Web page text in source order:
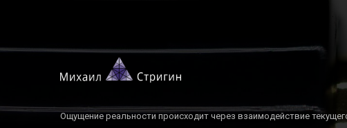
Ощущение реальности происходит через взаимодействие